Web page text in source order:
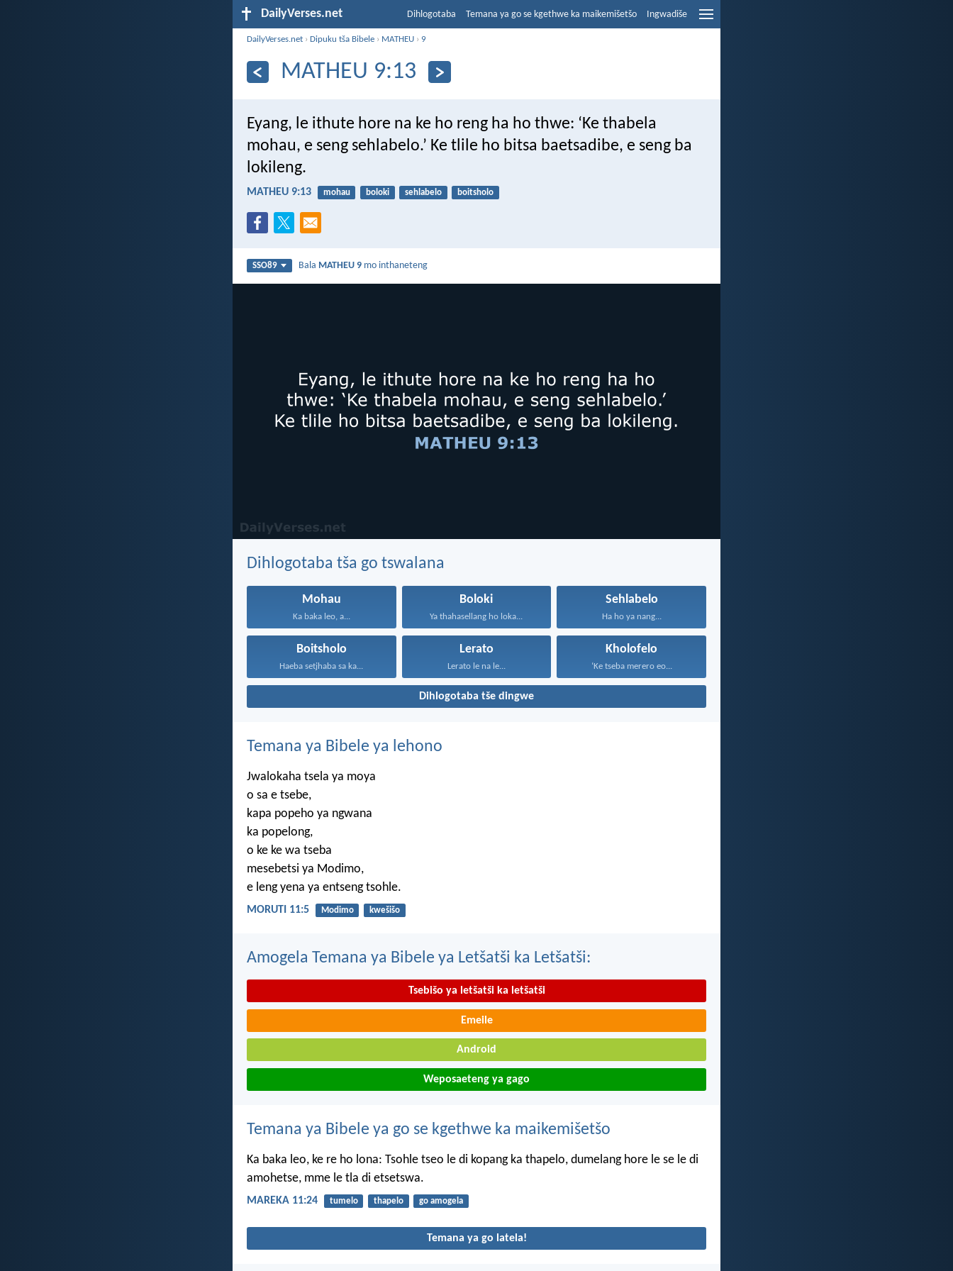
DailyVerses.net Dihlogotaba Temana ya go se kgethwe ka maikemišetšo Ingwadiše
DailyVerses.net ›Dipuku tša Bibele › MATHEU › 9
MATHEU 9:13
Eyang, le ithute hore na ke ho reng ha ho thwe: ‘Ke thabela
mohau, e seng sehlabelo.’ Ke tlile ho bitsa baetsadibe, e seng ba
lokileng.
MATHEU 9:13 mohau boloki sehlabelo boitsholo
SSO89 Bala MATHEU 9 mo inthaneteng
Dihlogotaba tša go tswalana
Mohau
Ka baka leo, a...
Boloki
Ya thahasellang ho loka...
Sehlabelo
Ha ho ya nang...
Boitsholo
Haeba setjhaba sa ka...
Lerato
Lerato le na le...
Kholofelo
‘Ke tseba merero eo...
Dihlogotaba tše dingwe
Temana ya Bibele ya lehono
Jwalokaha tsela ya moya
o sa e tsebe,
kapa popeho ya ngwana
ka popelong,
o ke ke wa tseba
mesebetsi ya Modimo,
e leng yena ya entseng tsohle.
MORUTI 11:5 Modimo kwešišo
Amogela Temana ya Bibele ya Letšatši ka Letšatši:
Tsebišo ya letšatši ka letšatši
Emeile
Android
Weposaeteng ya gago
Temana ya Bibele ya go se kgethwe ka maikemišetšo
Ka baka leo, ke re ho lona: Tsohle tseo le di kopang ka thapelo, dumelang hore le se le di
amohetse, mme le tla di etsetswa.
MAREKA 11:24 tumelo thapelo go amogela
Temana ya go latela!